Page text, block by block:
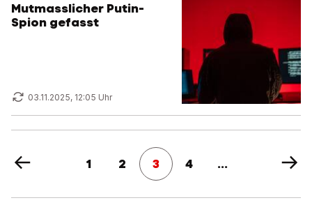
Mutmasslicher Putin-
Spion gefasst
03.11.2025, 12:05 Uhr
1 2 3 4 ...